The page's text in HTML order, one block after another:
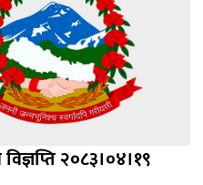
२०८३।०४।१९